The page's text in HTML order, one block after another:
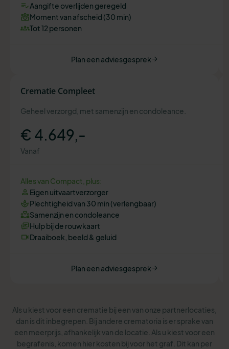
Aangifte overlijden geregeld
Moment van afscheid (30 min)
Tot 12 personen
Plan een adviesgesprek
Crematie Compleet
Geheel verzorgd, met samenzijn en condoleance.
€ 4.649,-
Vanaf
Alles van Compact, plus:
Eigen uitvaartverzorger
Plechtigheid van 30 min (verlengbaar)
Samenzijn en condoleance
Hulp bij de rouwkaart
Draaiboek, beeld & geluid
Plan een adviesgesprek
Als u kiest voor een crematie bij een van onze partnerlocaties,
dan is dit inbegrepen. Bij andere crematoria is er sprake van
een meerprijs, afhankelijk van de locatie. Als u kiest voor een
begrafenis, komen hier kosten bij voor het graf. Dit kan per